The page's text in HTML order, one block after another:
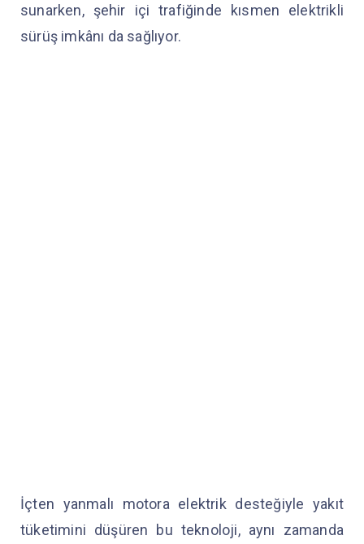
sunarken, şehir içi trafiğinde kısmen elektrikli
sürüş imkânı da sağlıyor.
İçten yanmalı motora elektrik desteğiyle yakıt
tüketimini düşüren bu teknoloji, aynı zamanda